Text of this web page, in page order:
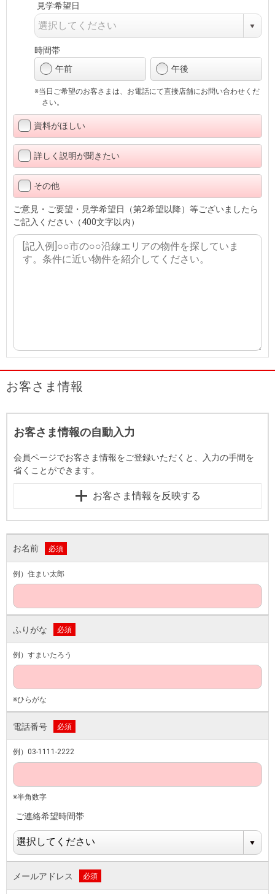
見学希望日
時間帯
午前
午後
※当日ご希望のお客さまは、お電話にて直接店舗にお問い合わせくだ
さい。
資料がほしい
詳しく説明が聞きたい
その他
ご意見・ご要望・見学希望日（第2希望以降）等ございましたら
ご記入ください（400文字以内）
お客さま情報
お客さま情報の自動入力
会員ページでお客さま情報をご登録いただくと、入力の手間を
省くことができます。
お客さま情報を反映する
お名前 必須
例）住まい太郎
ふりがな 必須
例）すまいたろう
※ひらがな
電話番号 必須
例）03-1111-2222
※半角数字
ご連絡希望時間帯
メールアドレス 必須